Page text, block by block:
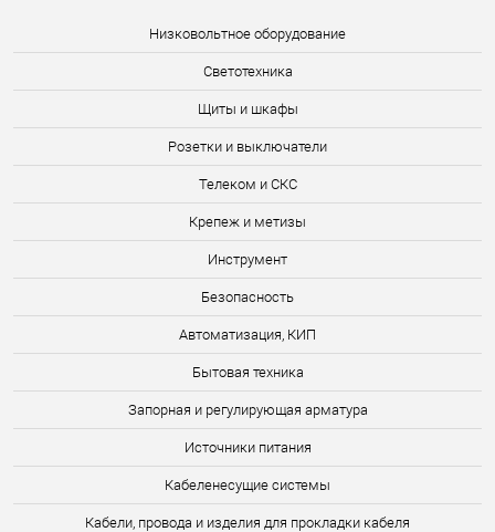
Низковольтное оборудование
Светотехника
Щиты и шкафы
Розетки и выключатели
Телеком и СКС
Крепеж и метизы
Инструмент
Безопасность
Автоматизация, КИП
Бытовая техника
Запорная и регулирующая арматура
Источники питания
Кабеленесущие системы
Кабели, провода и изделия для прокладки кабеля